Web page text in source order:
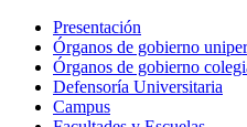
Presentación
Órganos de gobierno
Órganos de gobierno
Defensoría Universitaria
Campus